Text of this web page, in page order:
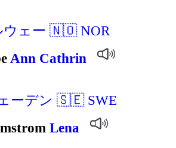
ウェー 🇳🇴 NOR
Ann Cathrin
ーデン 🇸🇪 SWE
Lena